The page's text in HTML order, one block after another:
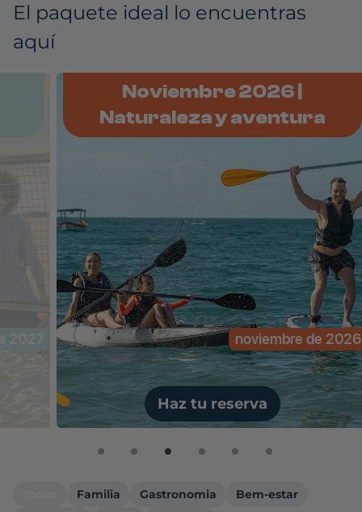
El paquete ideal lo encuentras
aquí
Noviembre 2026 |
Naturaleza y aventura
noviembre de 2026
Haz tu reserva
Familia Gastronomia
Bem-estar